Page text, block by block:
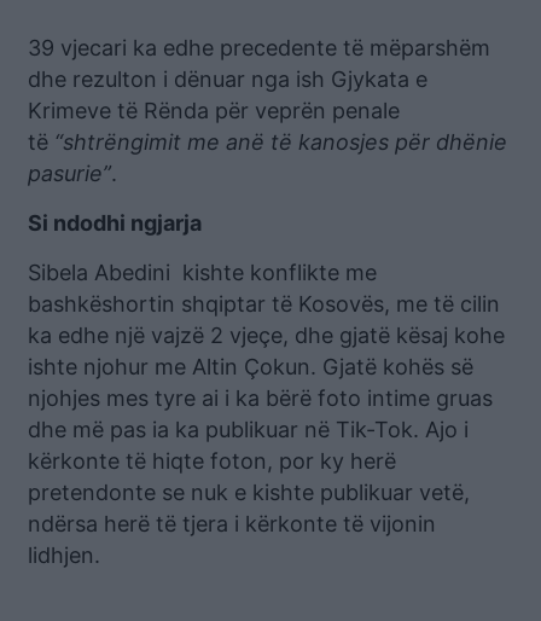
39 vjecari ka edhe precedente të mëparshëm
dhe rezulton i dënuar nga ish Gjykata e
Krimeve të Rënda për veprën penale
të “shtrëngimit me anë të kanosjes për dhënie
pasurie”.
Si ndodhi ngjarja
Sibela Abedini kishte konflikte me
bashkëshortin shqiptar të Kosovës, me të cilin
ka edhe një vajzë 2 vjeçe, dhe gjatë kësaj kohe
ishte njohur me Altin Çokun. Gjatë kohës së
njohjes mes tyre ai i ka bërë foto intime gruas
dhe më pas ia ka publikuar në Tik-Tok. Ajo i
kërkonte të hiqte foton, por ky herë
pretendonte se nuk e kishte publikuar vetë,
ndërsa herë të tjera i kërkonte të vijonin
lidhjen.